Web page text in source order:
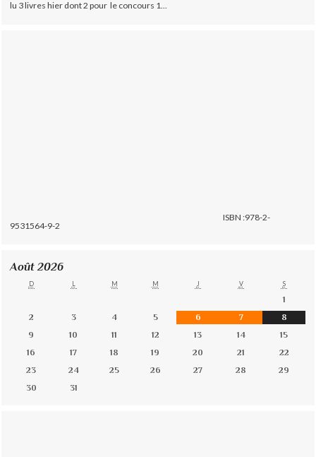
lu 3 livres hier dont 2 pour le concours 1...
ISBN :978-2-
9531564-9-2
Août 2026
D L M M J V S
1
2
3 4 5 6 7
8
9
10 11 12 13 14
15
16
17 18 19 20 21
22
23
24 25 26 27 28
29
30
31